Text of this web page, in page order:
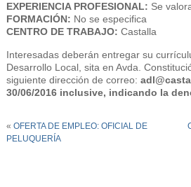
EXPERIENCIA PROFESIONAL: Se
FORMACIÓN: No se especifica
CENTRO DE TRABAJO: Castalla
Interesadas deberán entregar su
Desarrollo Local, sita en Avda.
siguiente dirección de correo:
30/06/2016 inclusive, indicando la
« OFERTA DE EMPLEO: OFICIAL DE
PELUQUERÍA